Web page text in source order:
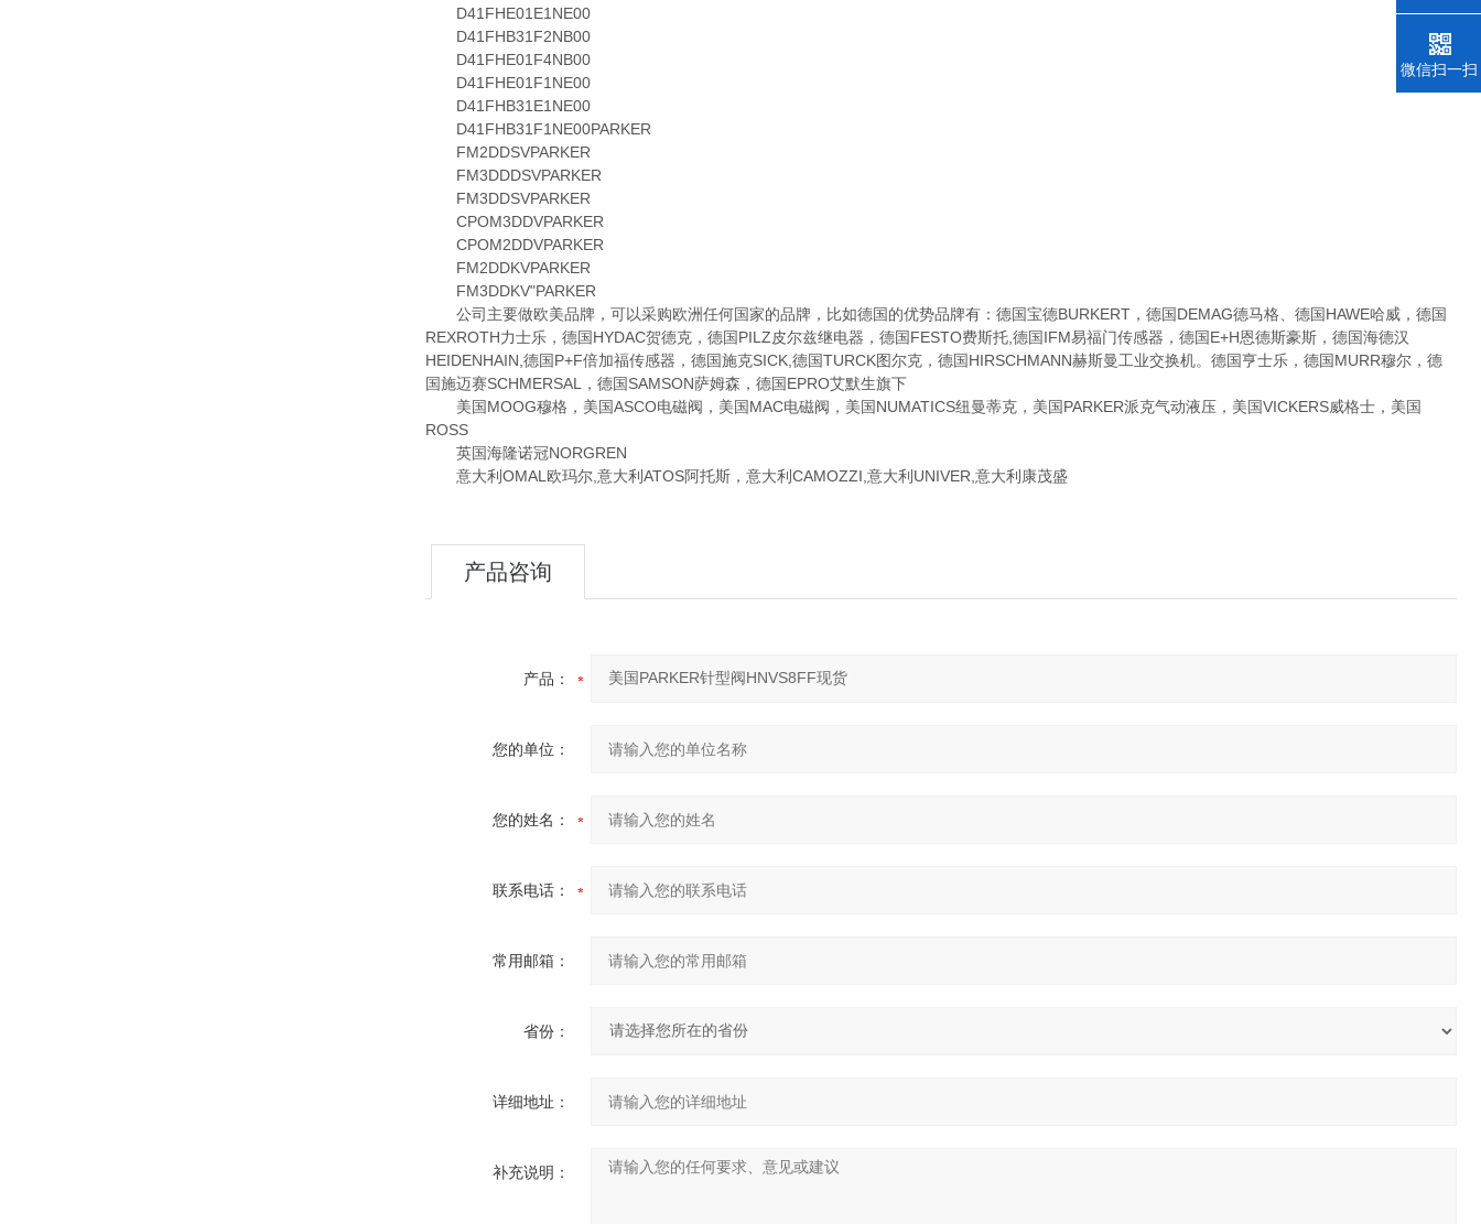
D41FHE01E1NE00
D41FHB31F2NB00
D41FHE01F4NB00
D41FHE01F1NE00
D41FHB31E1NE00
D41FHB31F1NE00PARKER
FM2DDSVPARKER
FM3DDDSVPARKER
FM3DDSVPARKER
CPOM3DDVPARKER
CPOM2DDVPARKER
FM2DDKVPARKER
FM3DDKV"PARKER
公司主要做欧美品牌，可以采购欧洲任何国家的品牌，比如德国的优势品牌有：德国宝德BURKERT，德国DEMAG德马格、德国HAWE哈威，德国
REXROTH力士乐，德国HYDAC贺德克，德国PILZ皮尔兹继电器，德国FESTO费斯托,德国IFM易福门传感器，德国E+H恩德斯豪斯，德国海德汉
HEIDENHAIN,德国P+F倍加福传感器，德国施克SICK,德国TURCK图尔克，德国HIRSCHMANN赫斯曼工业交换机。德国亨士乐，德国MURR穆尔，德
国施迈赛SCHMERSAL，德国SAMSON萨姆森，德国EPRO艾默生旗下
美国MOOG穆格，美国ASCO电磁阀，美国MAC电磁阀，美国NUMATICS纽曼蒂克，美国PARKER派克气动液压，美国VICKERS威格士，美国
ROSS
英国海隆诺冠NORGREN
意大利OMAL欧玛尔,意大利ATOS阿托斯，意大利CAMOZZI,意大利UNIVER,意大利康茂盛
产品咨询
产品：
您的单位：
您的姓名：
联系电话：
常用邮箱：
省份：
详细地址：
补充说明：
微信扫一扫